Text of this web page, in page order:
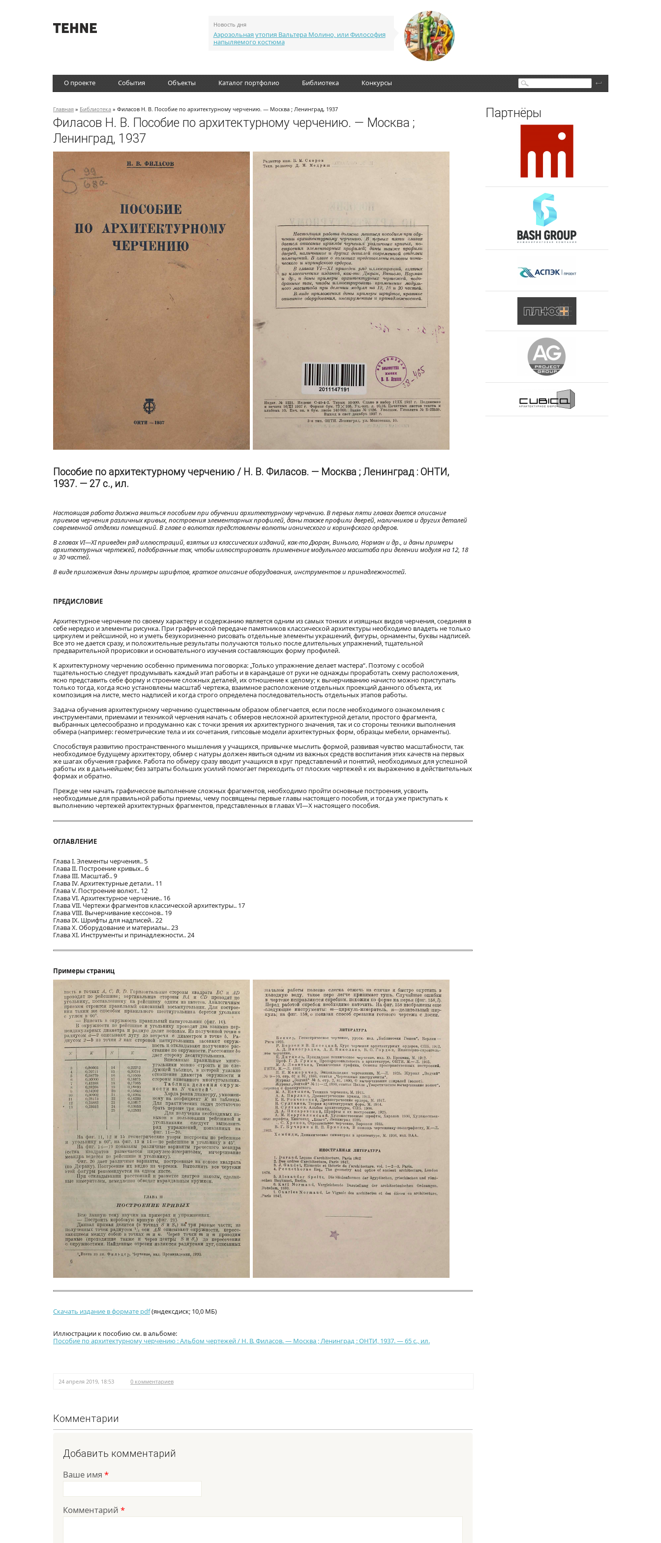
Новость дня
Аэрозольная утопия Вальтера Молино, или Философия
напыляемого костюма
О проекте События Объекты Каталог портфолио Библиотека Конкурсы Поиск
Главная » Библиотека » Филасов Н. В. Пособие по архитектурному черчению. — Москва ; Ленинград, 1937
Филасов Н. В. Пособие по архитектурному черчению. — Москва ;
Ленинград, 1937
Пособие по архитектурному черчению / Н. В. Филасов. — Москва ; Ленинград : ОНТИ,
1937. — 27 с., ил.
Настоящая работа должна явиться пособием при обучении архитектурному черчению. В первых пяти главах дается описание
приемов черчения различных кривых, построения элементарных профилей, даны также профили дверей, наличников и других деталей
современной отделки помещений. В главе о волютах представлены волюты ионического и коринфского ордеров.
В главах VI—XI приведен ряд иллюстраций, взятых из классических изданий, как-то Дюран, Виньоло, Норман и др., и даны примеры
архитектурных чертежей, подобранные так, чтобы иллюстрировать применение модульного масштаба при делении модуля на 12, 18
и 30 частей.
В виде приложения даны примеры шрифтов, краткое описание оборудования, инструментов и принадлежностей.
ПРЕДИСЛОВИЕ
Архитектурное черчение по своему характеру и содержанию является одним из самых тонких и изящных видов черчения, соединяя в
себе нередко и элементы рисунка. При графической передаче памятников классической архитектуры необходимо владеть не только
циркулем и рейсшиной, но и уметь безукоризненно рисовать отдельные элементы украшений, фигуры, орнаменты, буквы надписей.
Все это не дается сразу, и положительные результаты получаются только после длительных упражнений, тщательной
предварительной прорисовки и основательного изучения составляющих форму профилей.
К архитектурному черчению особенно применима поговорка: „Только упражнение делает мастера“. Поэтому с особой
тщательностью следует продумывать каждый этап работы и в карандаше от руки не однажды проработать схему расположения,
ясно представить себе форму и строение сложных деталей, их отношение к целому; к вычерчиванию начисто можно приступать
только тогда, когда ясно установлены масштаб чертежа, взаимное расположение отдельных проекций данного объекта, их
композиция на листе, место надписей и когда строго определена последовательность отдельных этапов работы.
Задача обучения архитектурному черчению существенным образом облегчается, если после необходимого ознакомления с
инструментами, приемами и техникой черчения начать с обмеров несложной архитектурной детали, простого фрагмента,
выбранных целесообразно и продуманно как с точки зрения их архитектурного значения, так и со стороны техники выполнения
обмера (например: геометрические тела и их сочетания, гипсовые модели архитектурных форм, образцы мебели, орнаменты).
Способствуя развитию пространственного мышления у учащихся, привычке мыслить формой, развивая чувство масштабности, так
необходимое будущему архитектору, обмер с натуры должен явиться одним из важных средств воспитания этих качеств на первых
же шагах обучения графике. Работа по обмеру сразу вводит учащихся в круг представлений и понятий, необходимых для успешной
работы их в дальнейшем; без затраты больших усилий помогает переходить от плоских чертежей к их выражению в действительных
формах и обратно.
Прежде чем начать графическое выполнение сложных фрагментов, необходимо пройти основные построения, усвоить
необходимые для правильной работы приемы, чему посвящены первые главы настоящего пособия, и тогда уже приступать к
выполнению чертежей архитектурных фрагментов, представленных в главах VI—X настоящего пособия.
ОГЛАВЛЕНИЕ
Глава I. Элементы черчения.. 5
Глава II. Построение кривых.. 6
Глава III. Масштаб.. 9
Глава IV. Архитектурные детали.. 11
Глава V. Построение волют.. 12
Глава VI. Архитектурное черчение.. 16
Глава VII. Чертежи фрагментов классической архитектуры.. 17
Глава VIII. Вычерчивание кессонов.. 19
Глава IX. Шрифты для надписей.. 22
Глава X. Оборудование и материалы.. 23
Глава XI. Инструменты и принадлежности.. 24
Примеры страниц
Скачать издание в формате pdf(яндексдиск; 10,0 МБ)
Иллюстрации к пособию см. в альбоме:
Пособие по архитектурному черчению : Альбом чертежей / Н. В. Филасов. — Москва ; Ленинград : ОНТИ, 1937. — 65 с., ил.
24 апреля 2019, 18:53 0 комментариев
Комментарии
Добавить комментарий
Ваше имя *
Комментарий *
Партнёры